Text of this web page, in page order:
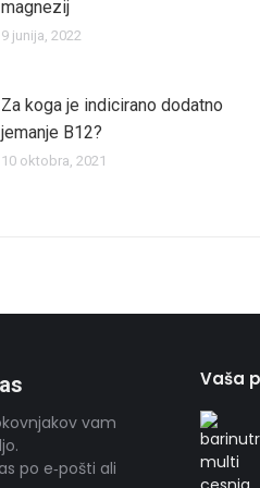
magnezij
9 junija, 2022
Za koga je indicirano dodatno
jemanje B12?
10 oktobra, 2021
vam
po e‑pošti ali
Vaša